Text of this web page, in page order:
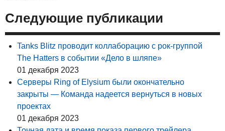
Следующие публикации
Tanks Blitz проводит коллаборацию с рок-группой
The Hatters в событии «Дело в шляпе»
01 декабря 2023
Серверы Ring of Elysium были окончательно
закрыты — Команда надеется вернуться в новых
проектах
01 декабря 2023